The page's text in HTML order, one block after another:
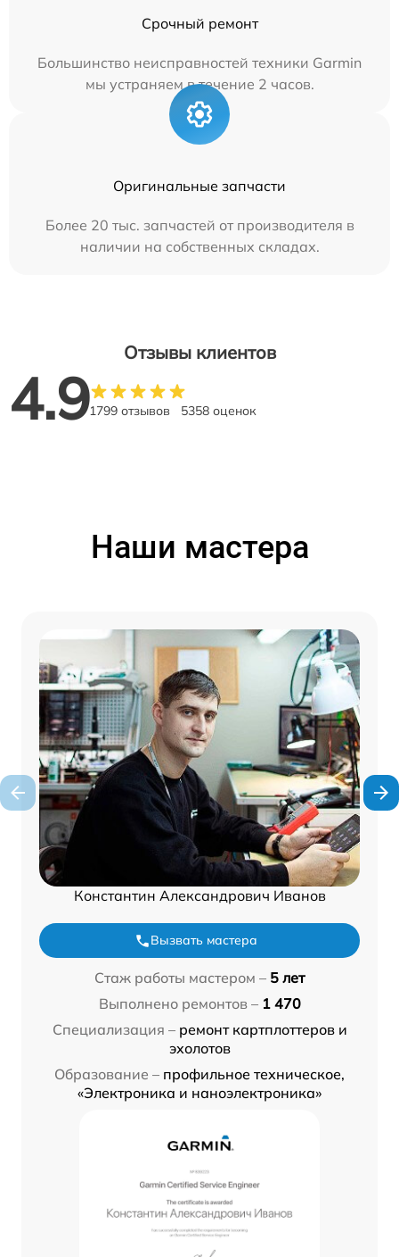
Срочный ремонт
Большинство неисправностей техники Garmin
мы устраняем в течение 2 часов.
Оригинальные запчасти
Более 20 тыс. запчастей от производителя в
наличии на собственных складах.
Отзывы клиентов
4.91799 отзывов 5358 оценок
Наши мастера
Константин Александрович Иванов
Вызвать мастера
Стаж работы мастером – 5 лет
Выполнено ремонтов – 1 470
Специализация – ремонт картплоттеров и
эхолотов
Образование – профильное техническое,
«Электроника и наноэлектроника»